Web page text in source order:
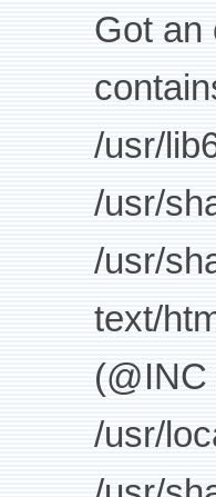
Got an
/usr/
/usr/
/usr/
text/
/usr/